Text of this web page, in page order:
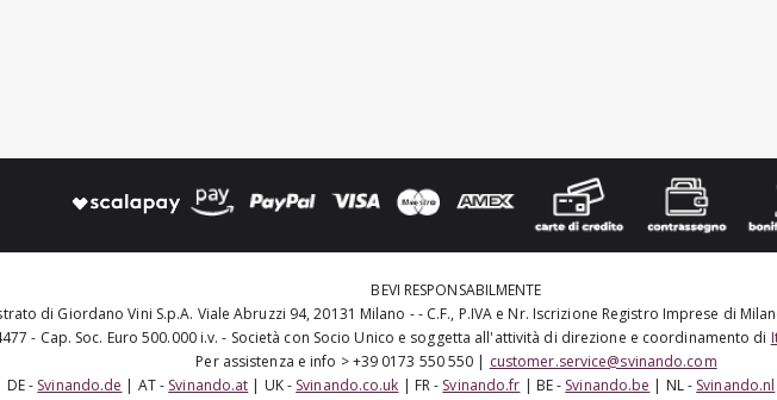
BEVI RESPONSABILMENTE
di Giordano Vini S.p.A. Viale Abruzzi 94, 20131 Milano - - C.F., P.IVA e Nr. Iscrizione Registro Imprese di
- Cap. Soc. Euro 500.000 i.v. - Società con Socio Unico e soggetta all'attività di direzione e coordinamento di
Per assistenza e info > +39 0173 550 550 | customer.service@svinando.com
DE - Svinando.de | AT - Svinando.at | UK - Svinando.co.uk | FR - Svinando.fr | BE - Svinando.be | NL - Svinando.nl